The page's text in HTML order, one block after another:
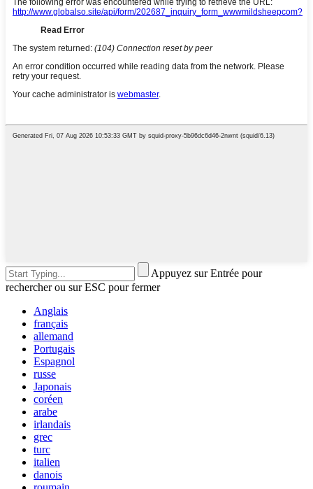
Appuyez sur Entrée pour
rechercher ou sur ESC pour fermer
Anglais
français
allemand
Portugais
Espagnol
russe
Japonais
coréen
arabe
irlandais
grec
turc
italien
danois